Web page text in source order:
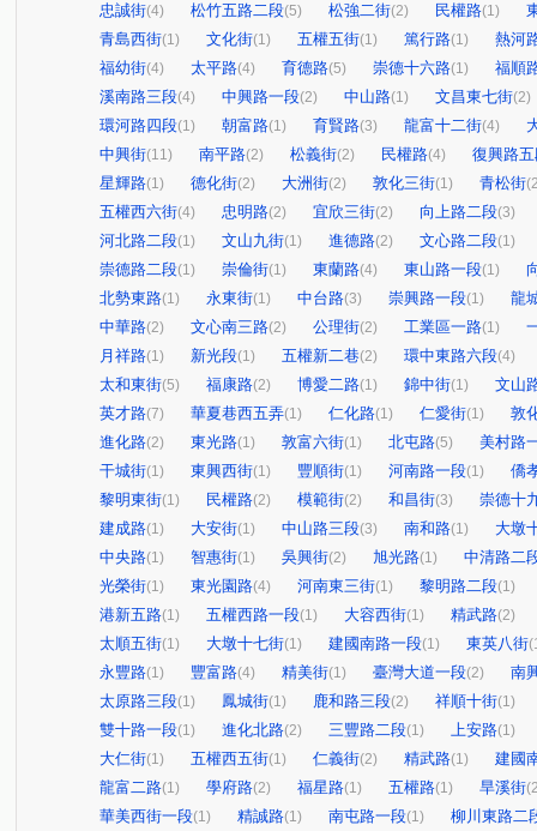
忠誠街(4) 松竹五路二段(5) 松強二街(2) 民權路(1)
青島西街(1) 文化街(1) 五權五街(1) 篤行路(1)
熱河
福幼街(4) 太平路(4) 育德路(5) 崇德十六路(1)
福順
溪南路三段(4) 中興路一段(2) 中山路(1) 文昌東七街(2)
環河路四段(1) 朝富路(1) 育賢路(3) 龍富十二街(4)
中興街(11) 南平路(2) 松義街(2) 民權路(4)
復興路
星輝路(1) 德化街(2) 大洲街(2) 敦化三街(1) 青松街
五權西六街(4) 忠明路(2) 宜欣三街(2) 向上路二段(3)
河北路二段(1) 文山九街(1) 進德路(2) 文心路二段(1)
崇德路二段(1) 崇倫街(1) 東蘭路(4) 東山路一段(1)
北勢東路(1) 永東街(1) 中台路(3) 崇興路一段(1)
龍
中華路(2) 文心南三路(2) 公理街(2) 工業區一路(1)
月祥路(1) 新光段(1) 五權新二巷(2) 環中東路六段(4)
太和東街(5) 福康路(2) 博愛二路(1) 錦中街(1)
文山
英才路(7) 華夏巷西五弄(1) 仁化路(1) 仁愛街(1)
敦
進化路(2) 東光路(1) 敦富六街(1) 北屯路(5)
美村路
干城街(1) 東興西街(1) 豐順街(1) 河南路一段(1)
僑
黎明東街(1) 民權路(2) 模範街(2) 和昌街(3)
崇德十
建成路(1) 大安街(1) 中山路三段(3) 南和路(1)
大墩
中央路(1) 智惠街(1) 吳興街(2) 旭光路(1)
中清路二
光榮街(1) 東光園路(4) 河南東三街(1) 黎明路二段(1)
港新五路(1) 五權西路一段(1) 大容西街(1) 精武路(2)
太順五街(1) 大墩十七街(1) 建國南路一段(1) 東英八街
永豐路(1) 豐富路(4) 精美街(1) 臺灣大道一段(2)
南
太原路三段(1) 鳳城街(1) 鹿和路三段(2) 祥順十街(1)
雙十路一段(1) 進化北路(2) 三豐路二段(1) 上安路(1)
大仁街(1) 五權西五街(1) 仁義街(2) 精武路(1)
建國
龍富二路(1) 學府路(2) 福星路(1) 五權路(1) 旱溪街
華美西街一段(1) 精誠路(1) 南屯路一段(1) 柳川東路二